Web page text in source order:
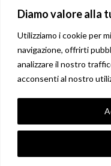
Diamo valore alla
Utilizziamo i cookie per
navigazione, offrirti
analizzare il nostro
acconsenti al nostro
isole minori non incluse
Soddisfatti o rimborsati
14 giorni diritto di recesso
Condizioni di vendita